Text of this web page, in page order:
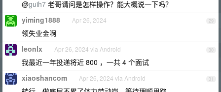
@guih7 老哥请问是怎样操作？能大概说一下吗？
29
yiming1888 Apr 26, 2024
领失业金啊
30
leonlx Apr 26, 2024 via Android
我最近一年投递将近 800 ，一共 4 个面试
31
xiaoshancom Apr 26, 2024 via Android